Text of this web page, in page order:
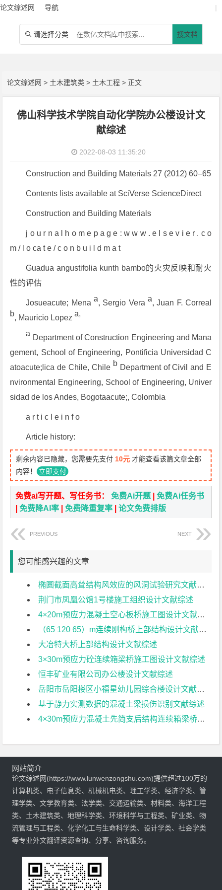
论文综述网 导航 |
 请选择分类 搜文档
论文综述网 > 土木建筑类 > 土木工程 > 正文
佛山科学技术学院自动化学院办公楼设计文
献综述
2022-08-03 11:35:20
Construction and Building Materials 27 (2012) 60–65
Contents lists available at SciVerse ScienceDirect
Construction and Building Materials
j o u r n a l h o m e p a g e : w w w . e l s e v i e r . c o
m / l o ca t e / c o n b u i l d m a t
Guadua angustifolia kunth bambo的火灾反映和耐火
性的评估
Josueacute; Menaa, Sergio Veraa, Juan F. Correal
b, Mauricio Lopeza,
a Department of Construction Engineering and Mana
gement, School of Engineering, Pontificia Universidad C
atoacute;lica de Chile, Chile bDepartment of Civil and E
nvironmental Engineering, School of Engineering, Univer
sidad de los Andes, Bogotaacute;, Colombia
a r t i c l e i n f o
Article history:
剩余内容已隐藏，您需要先支付 10元 才能查看该篇文章全部
内容！ 立即支付
免费ai写开题、写任务书：免费Ai开题 |免费Ai任务书
|免费降AI率 |免费降重复率 |论文免费排版
PREVIOUS NEXT
您可能感兴趣的文章
椭圆截面高耸结构风效应的风洞试验研究文献综述
荆门市凤凰公馆1号楼施工组织设计文献综述
4×20m预应力混凝土空心板桥施工图设计文献综述
（65 120 65）m连续刚构桥上部结构设计文献综述
大冶特大桥上部结构设计文献综述
3×30m预应力砼连续箱梁桥施工图设计文献综述
恒丰矿业有限公司办公楼设计文献综述
岳阳市岳阳楼区小福星幼儿园综合楼设计文献综述
基于静力实测数据的混凝土梁损伤识别文献综述
4×30m预应力混凝土先简支后结构连续箱梁桥部分结构设计文献综述
网站简介
论文综述网(https://www.lunwenzongshu.com)提供超过100万的
计算机类、电子信息类、机械机电类、理工学类、经济学类、管
理学类、文学教育类、法学类、交通运输类、材料类、海洋工程
类、土木建筑类、地理科学类、环境科学与工程类、矿业类、物
流管理与工程类、化学化工与生命科学类、设计学类、社会学类
等专业外文翻译资源查询、分享、咨询服务。